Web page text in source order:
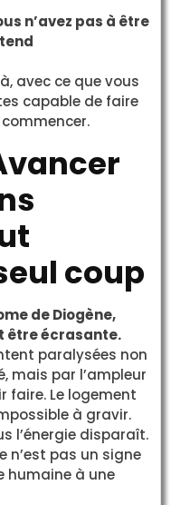
n’avez pas à être
avec ce que vous
capable de faire
coup
de Diogène,
être écrasante.
paralysées non
mais par l’ampleur
faire. Le logement
à gravir.
l’énergie disparaît.
n’est pas un signe
humaine à une